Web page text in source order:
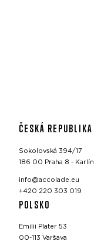
ČESKÁ REPUBLIKA
Sokolovská 394/17
186 00 Praha 8 - Karlín
info@accolade.eu
+420 220 303 019
POLSKO
Emilii Plater 53
00-113 Varšava